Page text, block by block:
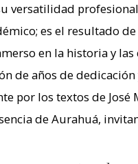
versatilidad
es el resultado
en la historia y
de años de
por los textos de
de Aurahuá,